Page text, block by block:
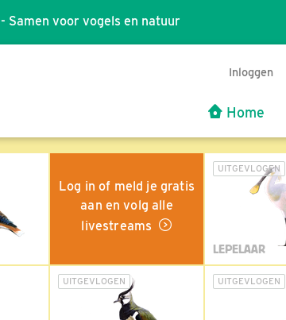
- Samen voor vogels en natuur
Inloggen
Home
Log in of meld je gratis
aan en volg alle
livestreams
UITGEVLOGEN
LEPELAAR
UITGEVLOGEN UITGEVLOGEN